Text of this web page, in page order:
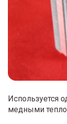
Используется
медными